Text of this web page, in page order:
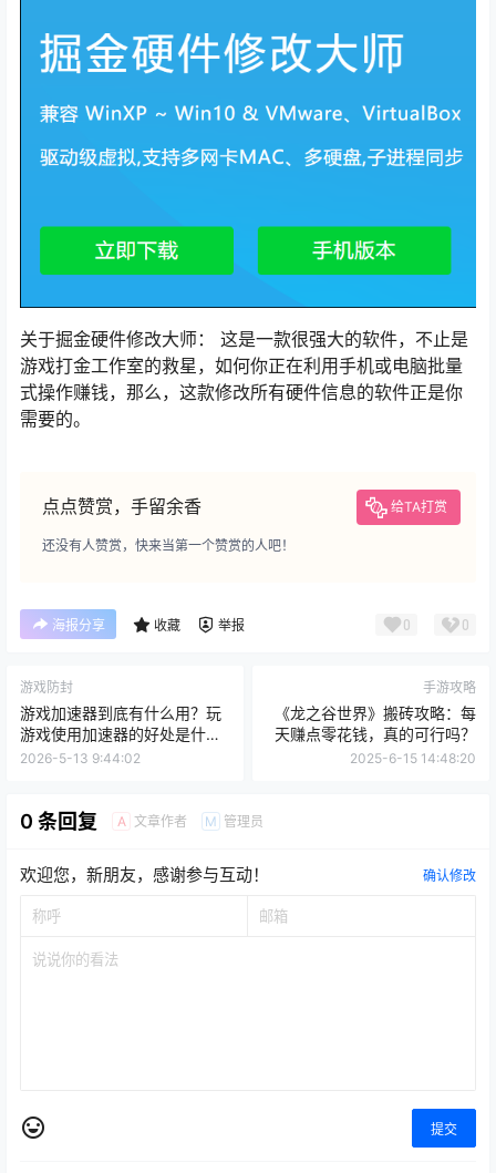
关于掘金硬件修改大师： 这是一款很强大的软件，不止是
游戏打金工作室的救星，如何你正在利用手机或电脑批量
式操作赚钱，那么，这款修改所有硬件信息的软件正是你
需要的。
点点赞赏，手留余香 给TA打赏
还没有人赞赏，快来当第一个赞赏的人吧！
海报分享 收藏 举报 0 0
游戏防封
游戏加速器到底有什么用？玩
游戏使用加速器的好处是什
么？
2026-5-13 9:44:02
手游攻略
《龙之谷世界》搬砖攻略：每
天赚点零花钱，真的可行吗？
2025-6-15 14:48:20
0 条回复 A 文章作者 M 管理员
欢迎您，新朋友，感谢参与互动！ 确认修改
提交